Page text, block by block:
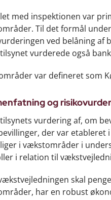
med inspektionen var
Til det formål
ved belåning af
vurderede også
var defineret som
og
vurdering af, om
der var etableret
i vækstområder i
i relation til
skal
har en robust